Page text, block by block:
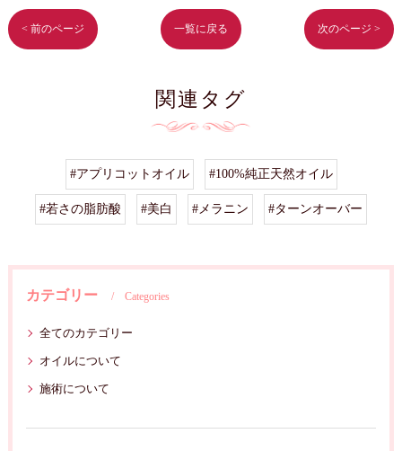
< 前のページ 一覧に戻る 次のページ >
関連タグ
#アプリコットオイル #100%純正天然オイル
#若さの脂肪酸 #美白 #メラニン #ターンオーバー
カテゴリー Categories
全てのカテゴリー
オイルについて
施術について